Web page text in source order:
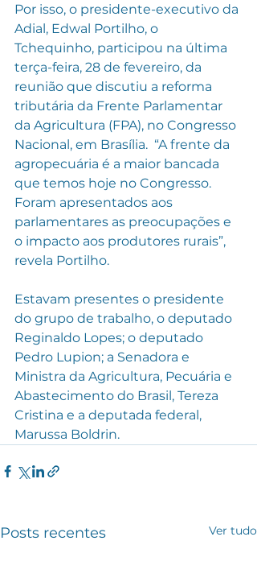
Por isso, o presidente-executivo da
Adial, Edwal Portilho, o
Tchequinho, participou na última
terça-feira, 28 de fevereiro, da
reunião que discutiu a reforma
tributária da Frente Parlamentar
da Agricultura (FPA), no Congresso
Nacional, em Brasília.  “A frente da
agropecuária é a maior bancada
que temos hoje no Congresso.
Foram apresentados aos
parlamentares as preocupações e
o impacto aos produtores rurais”,
revela Portilho.
Estavam presentes o presidente
do grupo de trabalho, o deputado
Reginaldo Lopes; o deputado
Pedro Lupion; a Senadora e
Ministra da Agricultura, Pecuária e
Abastecimento do Brasil, Tereza
Cristina e a deputada federal,
Marussa Boldrin.
Posts recentes Ver tudo